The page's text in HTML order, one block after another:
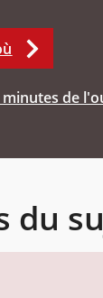
minutes de
du